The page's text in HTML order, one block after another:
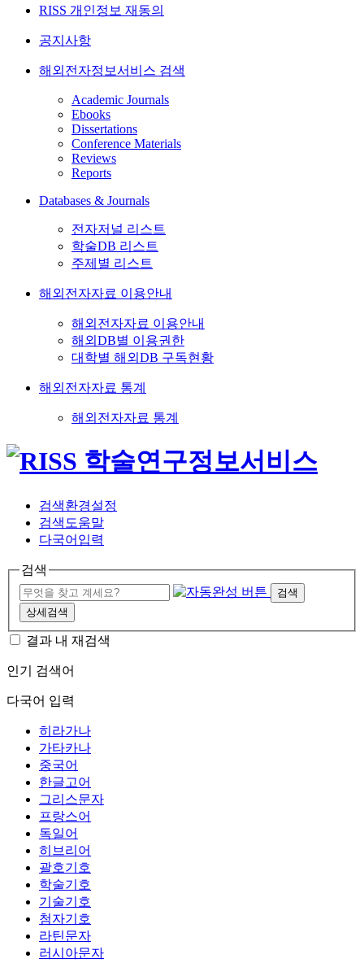
RISS 개인정보 재동의
공지사항
해외전자정보서비스 검색
Academic Journals
Ebooks
Dissertations
Conference Materials
Reviews
Reports
Databases & Journals
전자저널 리스트
학술DB 리스트
주제별 리스트
해외전자자료 이용안내
해외전자자료 이용안내
해외DB별 이용권한
대학별 해외DB 구독현황
해외전자자료 통계
해외전자자료 통계
검색환경설정
검색도움말
다국어입력
검색
검색
상세검색
결과 내 재검색
인기 검색어
다국어 입력
히라가나
가타카나
중국어
한글고어
그리스문자
프랑스어
독일어
히브리어
괄호기호
학술기호
기술기호
첨자기호
라틴문자
러시아문자